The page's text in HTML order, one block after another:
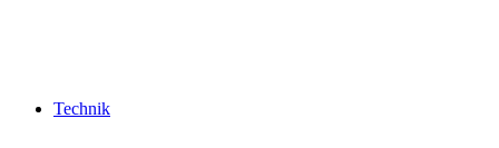
Technik